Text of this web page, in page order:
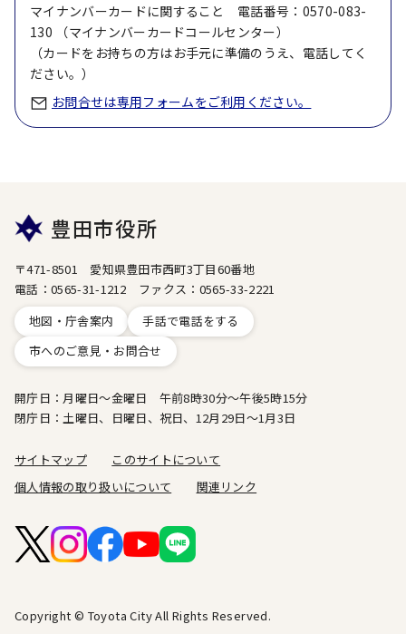
マイナンバーカードに関すること 電話番号：0570-083-
130 （マイナンバーカードコールセンター）
（カードをお持ちの方はお手元に準備のうえ、電話してく
ださい。）
お問合せは専用フォームをご利用ください。
豊田市役所
〒471-8501 愛知県豊田市西町3丁目60番地
電話：0565-31-1212 ファクス：0565-33-2221
地図・庁舎案内
手話で電話をする
市へのご意見・お問合せ
開庁日：月曜日～金曜日 午前8時30分～午後5時15分
閉庁日：土曜日、日曜日、祝日、12月29日～1月3日
サイトマップ
このサイトについて
個人情報の取り扱いについて
関連リンク
Copyright © Toyota City All Rights Reserved.